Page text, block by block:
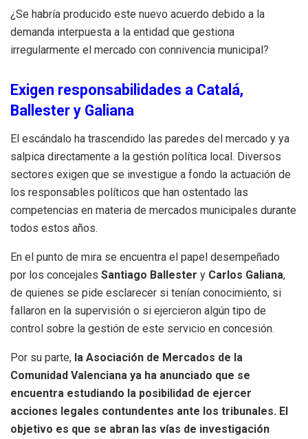
¿Se habría producido este nuevo acuerdo debido a la
demanda interpuesta a la entidad que gestiona
irregularmente el mercado con connivencia municipal?
Exigen responsabilidades a Catalá,
Ballester y Galiana
El escándalo ha trascendido las paredes del mercado y ya
salpica directamente a la gestión política local. Diversos
sectores exigen que se investigue a fondo la actuación de
los responsables políticos que han ostentado las
competencias en materia de mercados municipales durante
todos estos años.
En el punto de mira se encuentra el papel desempeñado
por los concejales Santiago Ballester y Carlos Galiana,
de quienes se pide esclarecer si tenían conocimiento, si
fallaron en la supervisión o si ejercieron algún tipo de
control sobre la gestión de este servicio en concesión.
Por su parte, la Asociación de Mercados de la
Comunidad Valenciana ya ha anunciado que se
encuentra estudiando la posibilidad de ejercer
acciones legales contundentes ante los tribunales. El
objetivo es que se abran las vías de investigación